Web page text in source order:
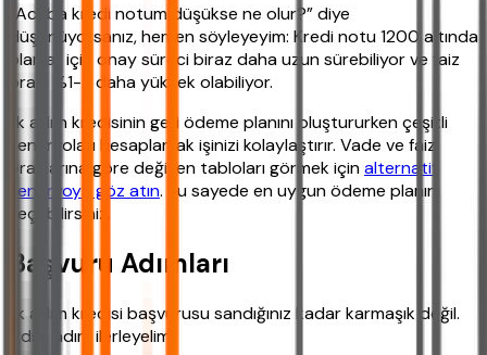
“Acaba kredi notum düşükse ne olur?” diye
düşünüyorsanız, hemen söyleyeyim: Kredi notu 1200 altında
olanlar için onay süreci biraz daha uzun sürebiliyor ve faiz
oranı %1-2 daha yüksek olabiliyor.
İlk adım kredisinin geri ödeme planını oluştururken çeşitli
senaryoları hesaplamak işinizi kolaylaştırır. Vade ve faiz
oranlarına göre değişen tabloları görmek içinalternatif
senaryoya göz atın. Bu sayede en uygun ödeme planını
seçebilirsiniz.
Başvuru Adımları
İlk adım kredisi başvurusu sandığınız kadar karmaşık değil.
Adım adım ilerleyelim: